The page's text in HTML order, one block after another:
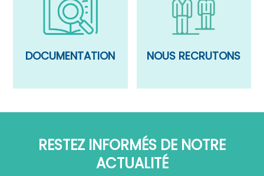
DOCUMENTATION NOUS RECRUTONS
RESTEZ INFORMÉS DE NOTRE
ACTUALITÉ